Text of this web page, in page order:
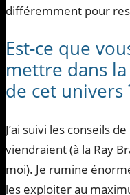
différemment pour
Est-ce que
mettre dans
de cet univers
J’ai suivi les conseils
viendraient (à la Ray
moi). Je rumine
les exploiter au